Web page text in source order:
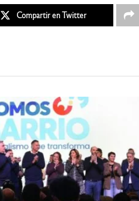
Compartir en Twitter